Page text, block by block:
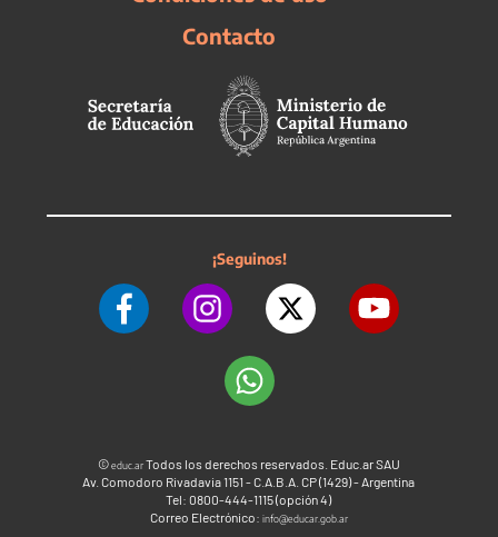
Contacto
¡Seguinos!
©educ.arTodos los derechos reservados. Educ.ar SAU
Av. Comodoro Rivadavia 1151 - C.A.B.A. CP (1429) - Argentina
Tel: 0800-444-1115 (opción 4)
Correo Electrónico: info@educar.gob.ar